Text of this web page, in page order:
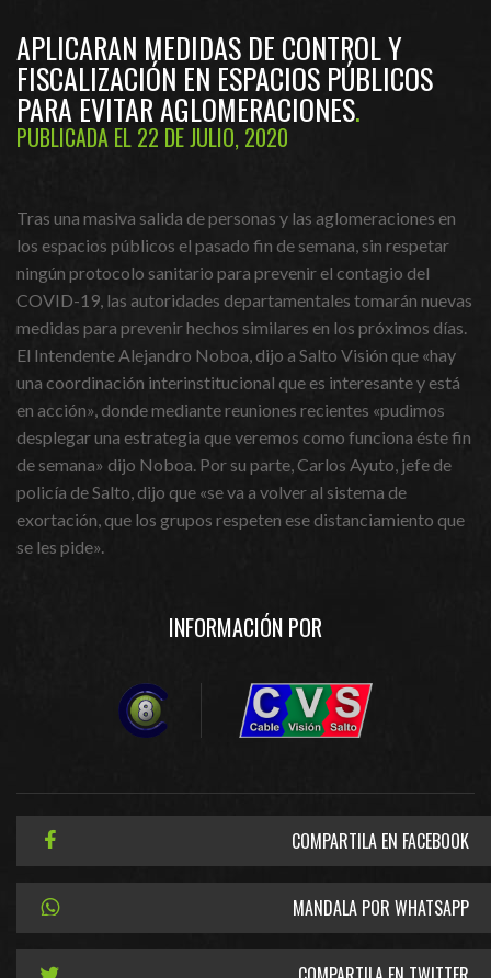
APLICARAN MEDIDAS DE CONTROL Y
FISCALIZACIÓN EN ESPACIOS PÚBLICOS
PARA EVITAR AGLOMERACIONES
PUBLICADA EL 22 DE JULIO, 2020
Tras una masiva salida de personas y las aglomeraciones en
los espacios públicos el pasado fin de semana, sin respetar
ningún protocolo sanitario para prevenir el contagio del
COVID-19, las autoridades departamentales tomarán nuevas
medidas para prevenir hechos similares en los próximos días.
El Intendente Alejandro Noboa, dijo a Salto Visión que «hay
una coordinación interinstitucional que es interesante y está
en acción», donde mediante reuniones recientes «pudimos
desplegar una estrategia que veremos como funciona éste fin
de semana» dijo Noboa. Por su parte, Carlos Ayuto, jefe de
policía de Salto, dijo que «se va a volver al sistema de
exortación, que los grupos respeten ese distanciamiento que
se les pide».
INFORMACIÓN POR
COMPARTILA EN FACEBOOK
MANDALA POR WHATSAPP